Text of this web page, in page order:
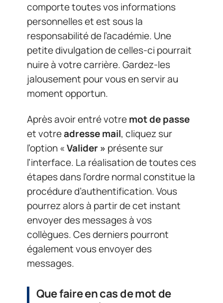
comporte toutes vos informations
personnelles et est sous la
responsabilité de l’académie. Une
petite divulgation de celles-ci pourrait
nuire à votre carrière. Gardez-les
jalousement pour vous en servir au
moment opportun.
Après avoir entré votremot de passe
et votreadresse mail, cliquez sur
l’option «Valider » présente sur
l’interface. La réalisation de toutes ces
étapes dans l’ordre normal constitue la
procédure d’authentification. Vous
pourrez alors à partir de cet instant
envoyer des messages à vos
collègues. Ces derniers pourront
également vous envoyer des
messages.
Que faire en cas de mot de